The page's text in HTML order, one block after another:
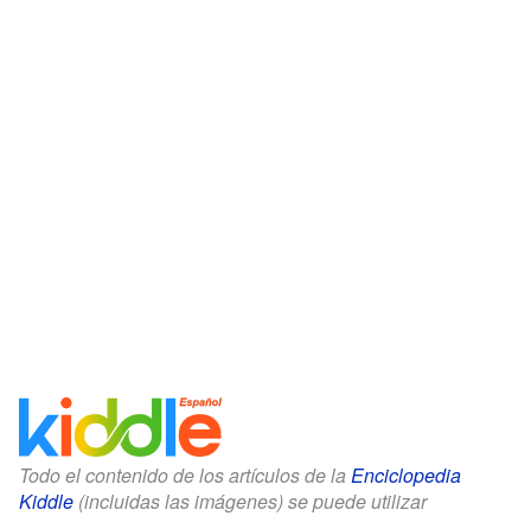
Todo el contenido de los artículos de la Enciclopedia
Kiddle (incluidas las imágenes) se puede utilizar